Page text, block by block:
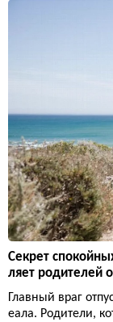
Секрет
ляет родителей
Главный враг
еала. Родители,